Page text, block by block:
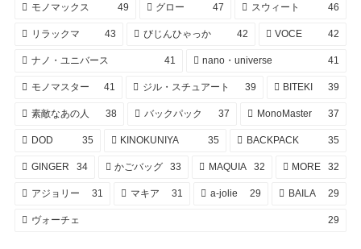
モノマックス 49 グロー 47 スウィート 46
リラックマ 43 びじんひゃっか 42 VOCE 42
ナノ・ユニバース 41 nano・universe 41
モノマスター 41 ジル・スチュアート 39 BITEKI 39
素敵なあの人 38 バックパック 37 MonoMaster 37
DOD 35 KINOKUNIYA 35 BACKPACK 35
GINGER 34 かごバッグ 33 MAQUIA 32 MORE 32
アジョリー 31 マキア 31 a-jolie 29 BAILA 29
ヴォーチェ 29